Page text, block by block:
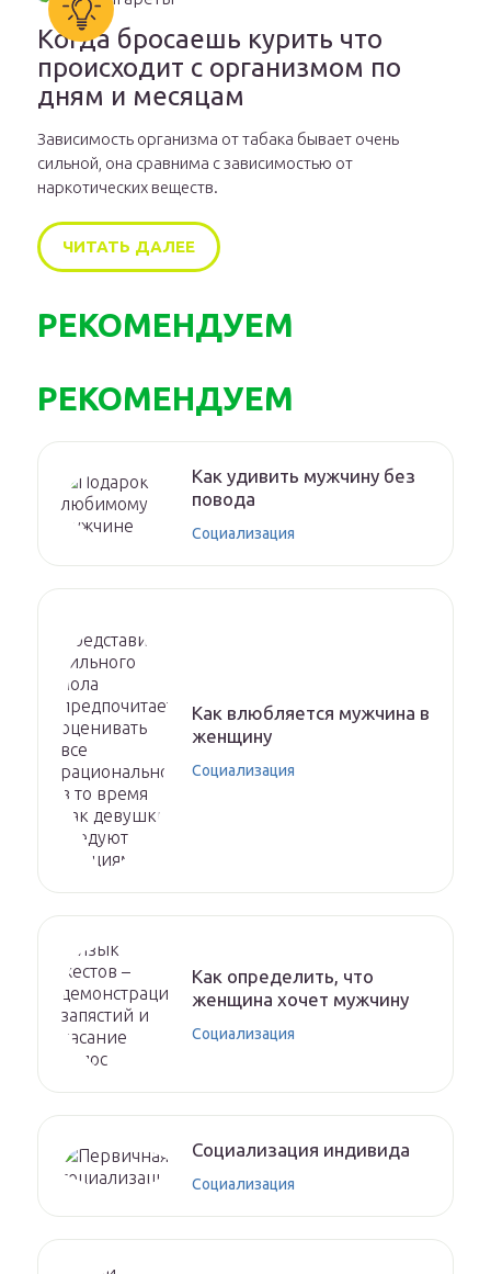
Когда бросаешь курить что
происходит с организмом по
дням и месяцам
Зависимость организма от табака бывает очень
сильной, она сравнима с зависимостью от
наркотических веществ.
ЧИТАТЬ ДАЛЕЕ
РЕКОМЕНДУЕМ
РЕКОМЕНДУЕМ
Как удивить мужчину без
повода
Социализация
Как влюбляется мужчина в
женщину
Социализация
Как определить, что
женщина хочет мужчину
Социализация
Социализация индивида
Социализация